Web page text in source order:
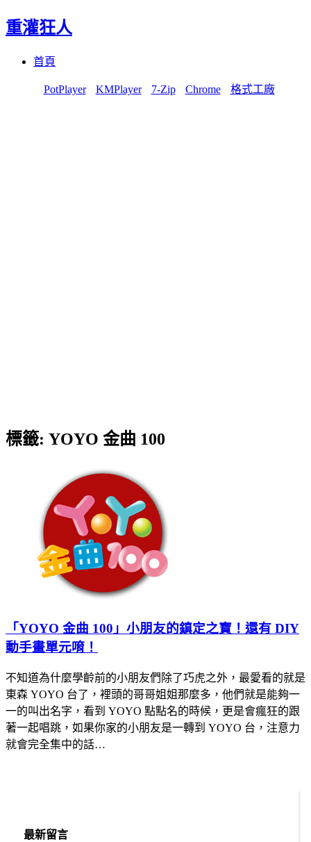
重灌狂人
首頁
PotPlayer KMPlayer 7-Zip Chrome 格式工廠
標籤: YOYO 金曲 100
「YOYO 金曲 100」小朋友的鎮定之寶！還有 DIY
動手畫單元唷！
不知道為什麼學齡前的小朋友們除了巧虎之外，最愛看的就是
東森 YOYO 台了，裡頭的哥哥姐姐那麼多，他們就是能夠一
一的叫出名字，看到 YOYO 點點名的時候，更是會瘋狂的跟
著一起唱跳，如果你家的小朋友是一轉到 YOYO 台，注意力
就會完全集中的話…
最新留言